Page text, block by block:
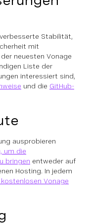
Stabilität,
mit
neuesten Vonage
Liste der
interessiert sind,
und die GitHub-
ausprobieren
um die
bringen entweder auf
Hosting. In jedem
Vonage